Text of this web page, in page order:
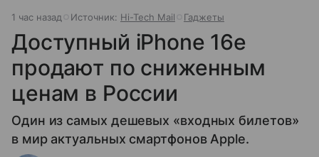
1 час назад Источник: Hi-Tech Mail Гаджеты
Доступный iPhone 16e
продают по сниженным
ценам в России
Один из самых дешевых «входных билетов»
в мир актуальных смартфонов Apple.